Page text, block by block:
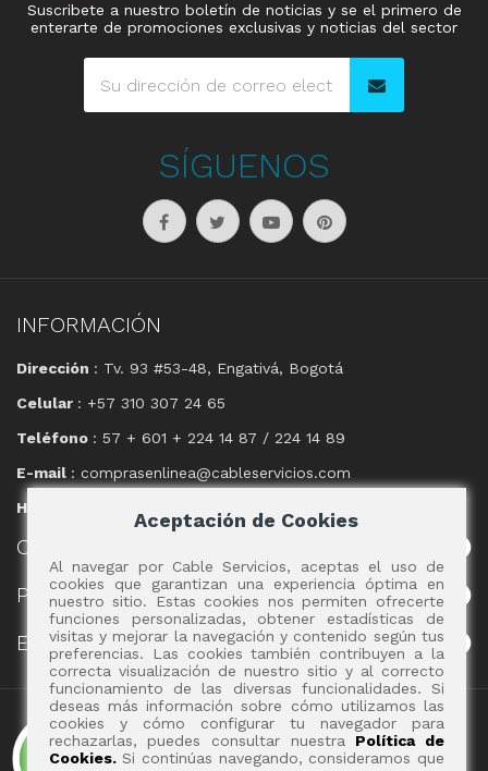
Suscribete a nuestro boletín de noticias y se el primero de
enterarte de promociones exclusivas y noticias del sector
SÍGUENOS
INFORMACIÓN
Dirección : Tv. 93 #53-48, Engativá, Bogotá
Celular : +57 310 307 24 65
Teléfono : 57 + 601 + 224 14 87 / 224 14 89
E-mail : comprasenlinea@cableservicios.com
Horario
CABLE
POLÍTICAS
EVENTOS
Aceptación de Cookies
Al navegar por Cable Servicios, aceptas el uso de
cookies que garantizan una experiencia óptima en
nuestro sitio. Estas cookies nos permiten ofrecerte
funciones personalizadas, obtener estadísticas de
visitas y mejorar la navegación y contenido según tus
preferencias. Las cookies también contribuyen a la
correcta visualización de nuestro sitio y al correcto
funcionamiento de las diversas funcionalidades. Si
deseas más información sobre cómo utilizamos las
cookies y cómo configurar tu navegador para
rechazarlas, puedes consultar nuestra Política de
Cookies.Si continúas navegando, consideramos que
Copyright 2017 - Cable Servicios S.A.